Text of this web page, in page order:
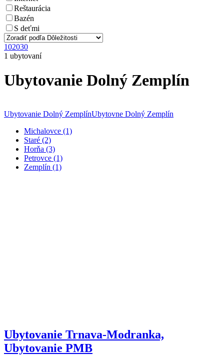
Reštaurácia
Bazén
S deťmi
102030
1 ubytovaní
Ubytovanie Dolný Zemplín
Ubytovanie Dolný ZemplínUbytovne Dolný Zemplín
Michalovce (1)
Staré (2)
Horňa (3)
Petrovce (1)
Zemplín (1)
Ubytovanie Trnava-Modranka,
Ubytovanie PMB